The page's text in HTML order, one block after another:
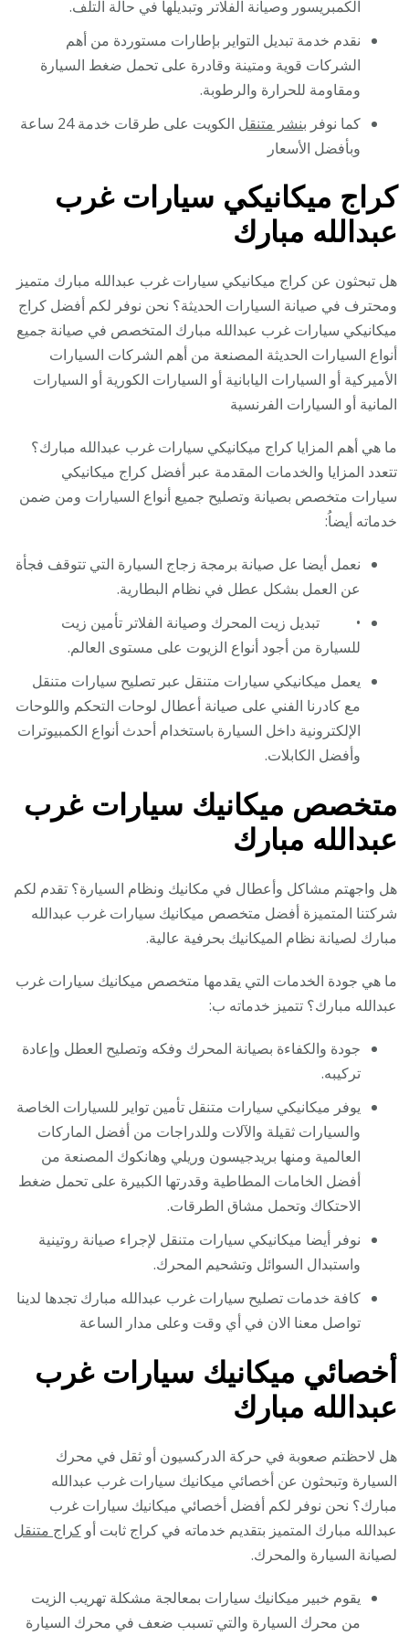
الكمبريسور وصيانة الفلاتر وتبديلها في حالة التلف.
نقدم خدمة تبديل التواير بإطارات مستوردة من أهم
الشركات قوية ومتينة وقادرة على تحمل ضغط السيارة
ومقاومة للحرارة والرطوبة.
كما نوفر بنشر متنقل
الكويت على طرقات خدمة 24 ساعة
وبأفضل الأسعار
كراج ميكانيكي سيارات غرب
عبدالله مبارك
هل تبحثون عن كراج ميكانيكي سيارات غرب عبدالله مبارك متميز
ومحترف في صيانة السيارات الحديثة؟ نحن نوفر لكم أفضل كراج
ميكانيكي سيارات غرب عبدالله مبارك المتخصص في صيانة جميع
أنواع السيارات الحديثة المصنعة من أهم الشركات السيارات
الأميركية أو السيارات اليابانية أو السيارات الكورية أو السيارات
المانية أو السيارات الفرنسية
ما هي أهم المزايا كراج ميكانيكي سيارات غرب عبدالله مبارك؟
تتعدد المزايا والخدمات المقدمة عبر أفضل كراج ميكانيكي
سيارات متخصص بصيانة وتصليح جميع أنواع السيارات ومن ضمن
خدماته أيضاُ:
نعمل أيضا عل صيانة برمجة زجاج السيارة التي تتوقف فجأة
عن العمل بشكل عطل في نظام البطارية.
• تبديل زيت المحرك وصيانة الفلاتر تأمين زيت
للسيارة من أجود أنواع الزيوت على مستوى العالم.
يعمل ميكانيكي سيارات متنقل عبر تصليح سيارات متنقل
مع كادرنا الفني على صيانة أعطال لوحات التحكم واللوحات
الإلكترونية داخل السيارة باستخدام أحدث أنواع الكمبيوترات
وأفضل الكابلات.
متخصص ميكانيك سيارات غرب
عبدالله مبارك
هل واجهتم مشاكل وأعطال في مكانيك ونظام السيارة؟ تقدم لكم
شركتنا المتميزة أفضل متخصص ميكانيك سيارات غرب عبدالله
مبارك لصيانة نظام الميكانيك بحرفية عالية.
ما هي جودة الخدمات التي يقدمها متخصص ميكانيك سيارات غرب
عبدالله مبارك؟ تتميز خدماته ب:
جودة والكفاءة بصيانة المحرك وفكه وتصليح العطل وإعادة
تركيبه.
يوفر ميكانيكي سيارات متنقل تأمين تواير للسيارات الخاصة
والسيارات ثقيلة والآلات وللدراجات من أفضل الماركات
العالمية ومنها بريدجيسون وريلي وهانكوك المصنعة من
أفضل الخامات المطاطية وقدرتها الكبيرة على تحمل ضغط
الاحتكاك وتحمل مشاق الطرقات.
نوفر أيضا ميكانيكي سيارات متنقل لإجراء صيانة روتينية
واستبدال السوائل وتشحيم المحرك.
كافة خدمات تصليح سيارات غرب عبدالله مبارك تجدها لدينا
تواصل معنا الان في أي وقت وعلى مدار الساعة
أخصائي ميكانيك سيارات غرب
عبدالله مبارك
هل لاحظتم صعوبة في حركة الدركسيون أو ثقل في محرك
السيارة وتبحثون عن أخصائي ميكانيك سيارات غرب عبدالله
مبارك؟ نحن نوفر لكم أفضل أخصائي ميكانيك سيارات غرب
عبدالله مبارك المتميز بتقديم خدماته في كراج ثابت أوكراج متنقل
لصيانة السيارة والمحرك.
يقوم خبير ميكانيك سيارات بمعالجة مشكلة تهريب الزيت
من محرك السيارة والتي تسبب ضعف في محرك السيارة